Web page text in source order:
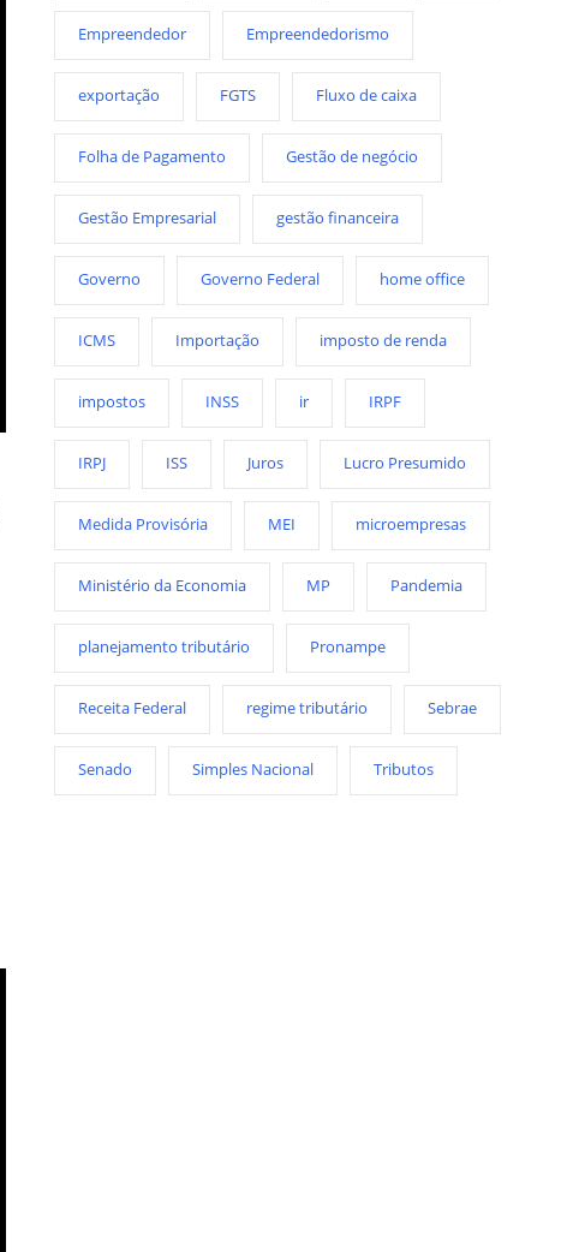
Empreendedor Empreendedorismo
exportação FGTS Fluxo de caixa
Folha de Pagamento Gestão de negócio
Gestão Empresarial gestão financeira
Governo Governo Federal home office
ICMS Importação imposto de renda
impostos INSS ir IRPF
IRPJ ISS Juros Lucro Presumido
Medida Provisória MEI microempresas
Ministério da Economia MP Pandemia
planejamento tributário Pronampe
Receita Federal regime tributário Sebrae
Senado Simples Nacional Tributos